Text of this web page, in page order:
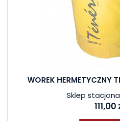
WOREK HERMETYCZNY
Sklep
111,00